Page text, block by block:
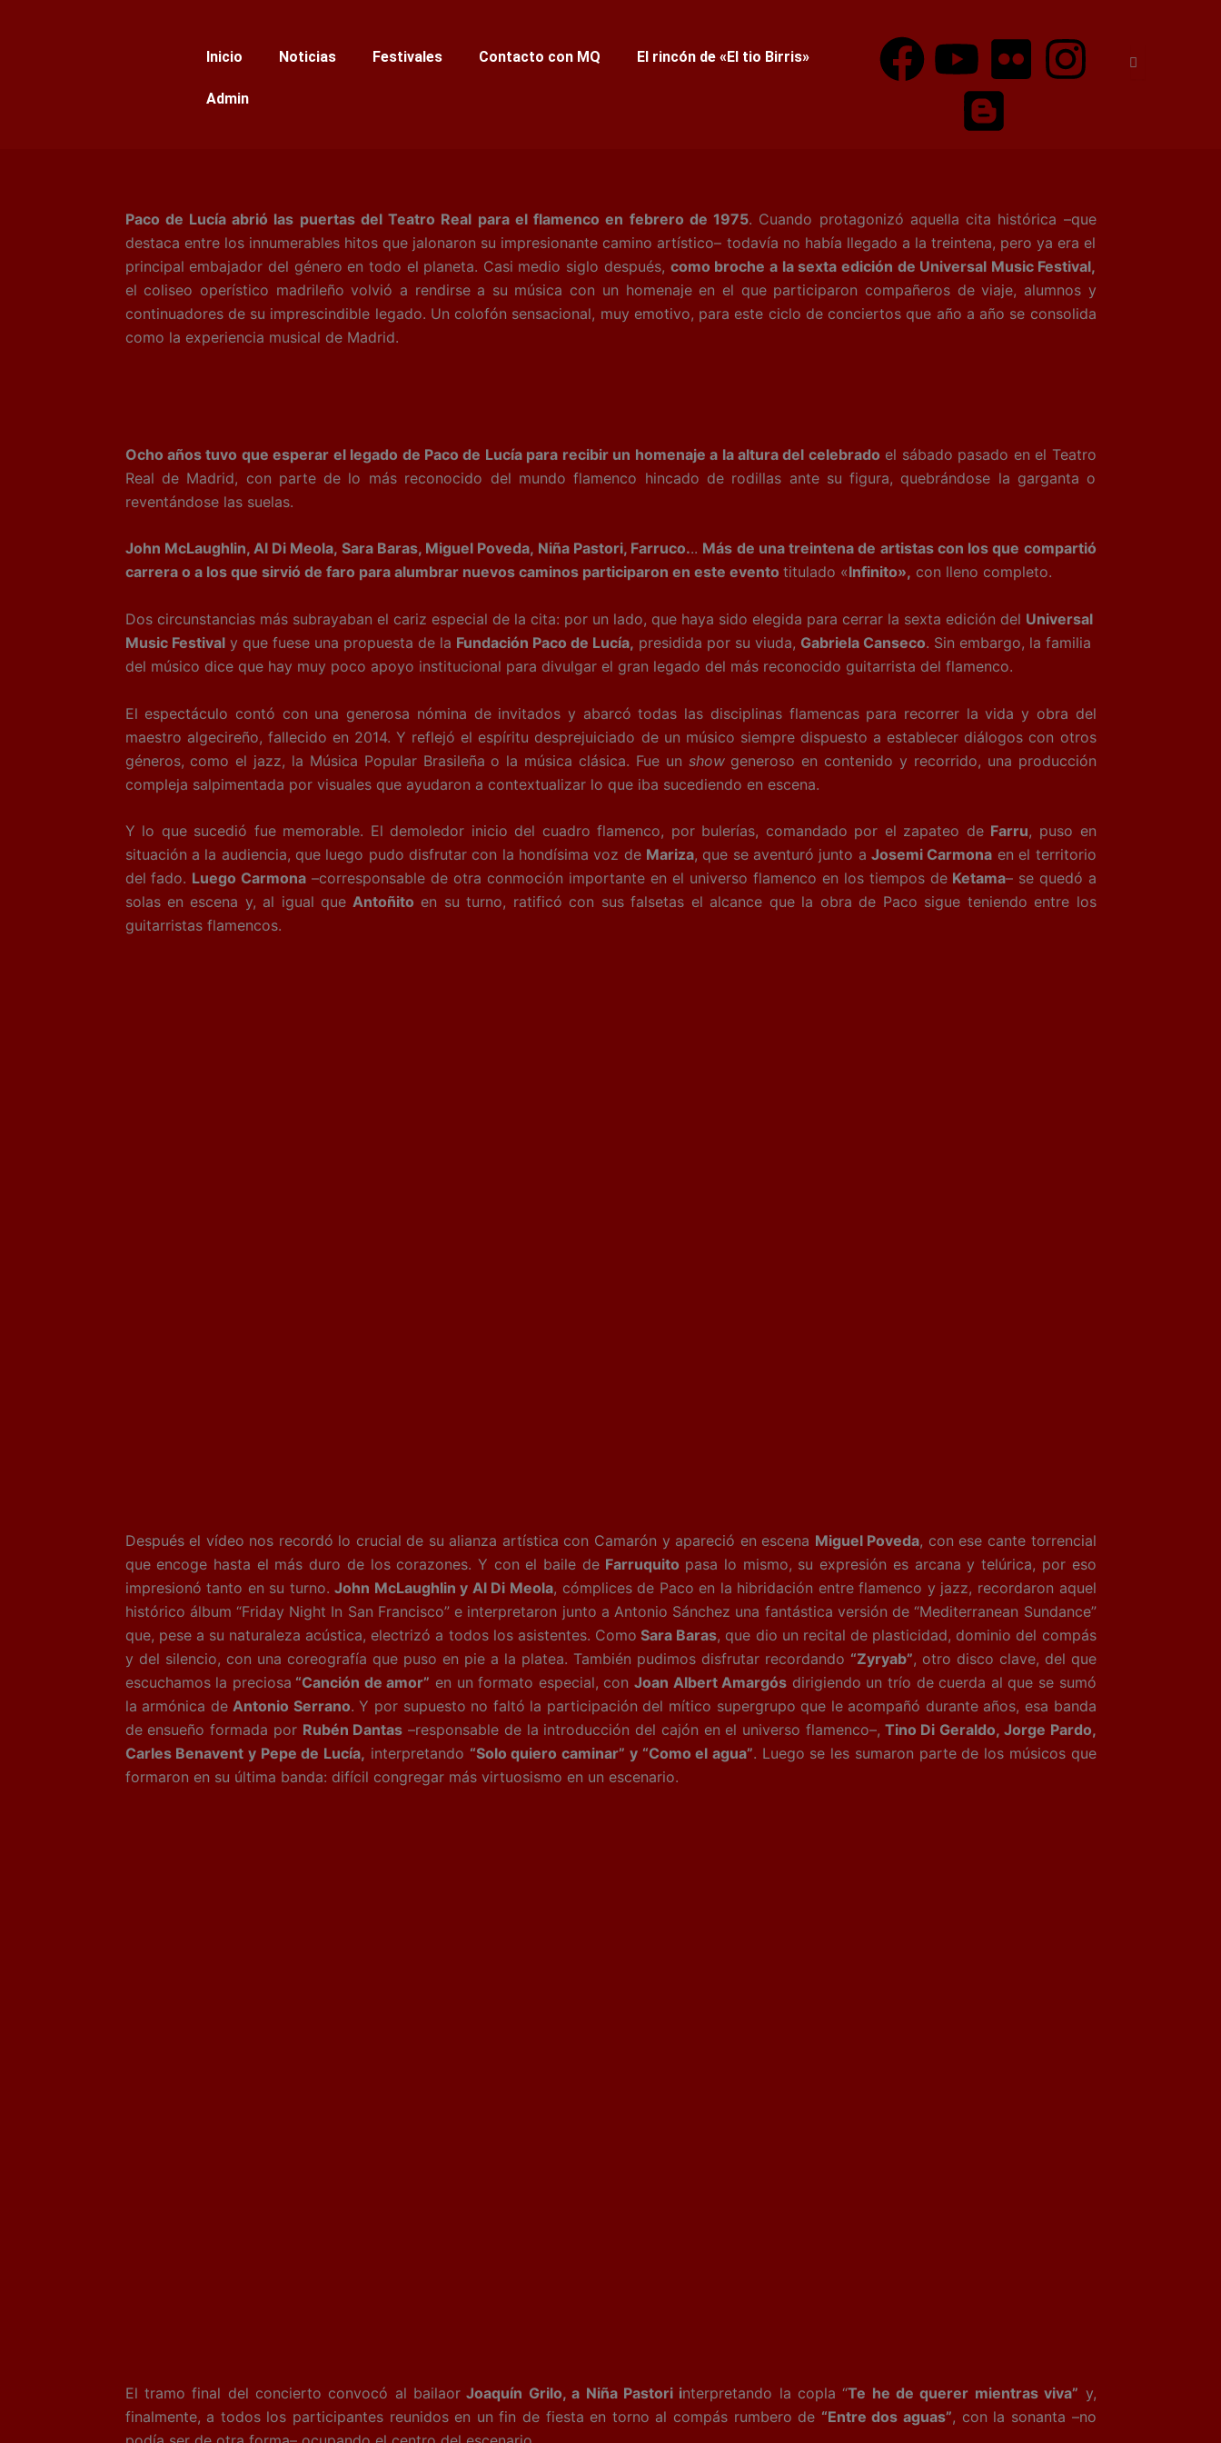
Inicio Noticias Festivales Contacto con MQ El rincón de «El tio Birris»
Admin
F
a
b
o
o
Y
o
u
u
b
e
F
l
k
r
I
n
a
g
r
B
l
o
g
e
r
Paco de Lucía abrió las puertas del Teatro Real para el flamenco en febrero de 1975. Cuando protagonizó aquella cita histórica –que
destaca entre los innumerables hitos que jalonaron su impresionante camino artístico– todavía no había llegado a la treintena, pero ya era el
principal embajador del género en todo el planeta. Casi medio siglo después, como broche a la sexta edición de Universal Music Festival,
el coliseo operístico madrileño volvió a rendirse a su música con un homenaje en el que participaron compañeros de viaje, alumnos y
continuadores de su imprescindible legado. Un colofón sensacional, muy emotivo, para este ciclo de conciertos que año a año se consolida
como la experiencia musical de Madrid.
Ocho años tuvo que esperar el legado de Paco de Lucía para recibir un homenaje a la altura del celebrado el sábado pasado en el Teatro
Real de Madrid, con parte de lo más reconocido del mundo flamenco hincado de rodillas ante su figura, quebrándose la garganta o
reventándose las suelas.
John McLaughlin, Al Di Meola, Sara Baras, Miguel Poveda, Niña Pastori, Farruco... Más de una treintena de artistas con los que compartió
carrera o a los que sirvió de faro para alumbrar nuevos caminos participaron en este evento titulado «Infinito», con lleno completo.
Dos circunstancias más subrayaban el cariz especial de la cita: por un lado, que haya sido elegida para cerrar la sexta edición del Universal
Music Festivaly que fuese una propuesta de la Fundación Paco de Lucía, presidida por su viuda, Gabriela Canseco. Sin embargo, la familia
del músico dice que hay muy poco apoyo institucional para divulgar el gran legado del más reconocido guitarrista del flamenco.
El espectáculo contó con una generosa nómina de invitados y abarcó todas las disciplinas flamencas para recorrer la vida y obra del
maestro algecireño, fallecido en 2014. Y reflejó el espíritu desprejuiciado de un músico siempre dispuesto a establecer diálogos con otros
géneros, como el jazz, la Música Popular Brasileña o la música clásica. Fue un showgeneroso en contenido y recorrido, una producción
compleja salpimentada por visuales que ayudaron a contextualizar lo que iba sucediendo en escena.
Y lo que sucedió fue memorable. El demoledor inicio del cuadro flamenco, por bulerías, comandado por el zapateo de Farru, puso en
situación a la audiencia, que luego pudo disfrutar con la hondísima voz de Mariza, que se aventuró junto aJosemi Carmona en el territorio
del fado. Luego Carmona –corresponsable de otra conmoción importante en el universo flamenco en los tiempos deKetama– se quedó a
solas en escena y, al igual que Antoñito en su turno, ratificó con sus falsetas el alcance que la obra de Paco sigue teniendo entre los
guitarristas flamencos.
Después el vídeo nos recordó lo crucial de su alianza artística con Camarón y apareció en escena Miguel Poveda, con ese cante torrencial
que encoge hasta el más duro de los corazones. Y con el baile deFarruquito pasa lo mismo, su expresión es arcana y telúrica, por eso
impresionó tanto en su turno.John McLaughlin y Al Di Meola, cómplices de Paco en la hibridación entre flamenco y jazz, recordaron aquel
histórico álbum “Friday Night In San Francisco” e interpretaron junto a Antonio Sánchez una fantástica versión de “Mediterranean Sundance”
que, pese a su naturaleza acústica, electrizó a todos los asistentes. Como Sara Baras, que dio un recital de plasticidad, dominio del compás
y del silencio, con una coreografía que puso en pie a la platea. También pudimos disfrutar recordando “Zyryab”, otro disco clave, del que
escuchamos la preciosa “Canción de amor” en un formato especial, conJoan Albert Amargós dirigiendo un trío de cuerda al que se sumó
la armónica deAntonio Serrano. Y por supuesto no faltó la participación del mítico supergrupo que le acompañó durante años, esa banda
de ensueño formada por Rubén Dantas –responsable de la introducción del cajón en el universo flamenco–, Tino Di Geraldo, Jorge Pardo,
Carles Benavent y Pepe de Lucía, interpretando “Solo quiero caminar” y “Como el agua”. Luego se les sumaron parte de los músicos que
formaron en su última banda: difícil congregar más virtuosismo en un escenario.
El tramo final del concierto convocó al bailaor Joaquín Grilo, a Niña Pastori interpretando la copla “Te he de querer mientras viva” y,
finalmente, a todos los participantes reunidos en un fin de fiesta en torno al compás rumbero de “Entre dos aguas”, con la sonanta –no